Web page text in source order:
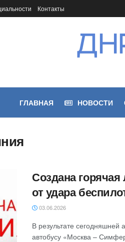
Контакты
ГЛАВНАЯ НОВОСТИ
Создана
от удара
03.06.2026
В результате сегодняшней
автобусу «Москва –